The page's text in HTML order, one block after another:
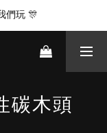
們玩 🎊
們玩 🎊
們玩 🎊
碳木頭